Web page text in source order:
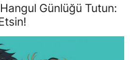
Günlüğü Tutun: